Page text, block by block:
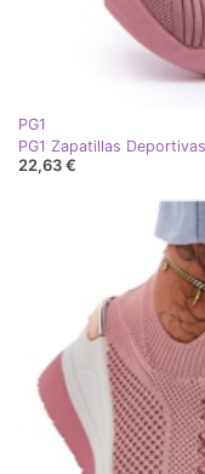
PG1
PG1 Zapatillas
22,63 €